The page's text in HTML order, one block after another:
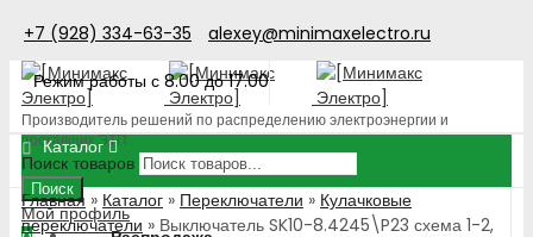
+7 (928) 334-63-35
alexey@minimaxelectro.ru
Режим работы с 8.00 до 17.00
Производитель решений по распределению электроэнергии и
поставщик ЭТП
Поиск товаров
Поиск
Мой профиль
Каталог
Главная » Каталог » Переключатели » Кулачковые
переключатели » Выключатель SK10-8.4245\P23 схема 1-2,